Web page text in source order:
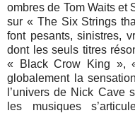
ombres de Tom Waits et
sur « The Six Strings
font pesants, sinistres,
dont les seuls titres
« Black Crow King »,
globalement la
l’univers de Nick Cave
les musiques